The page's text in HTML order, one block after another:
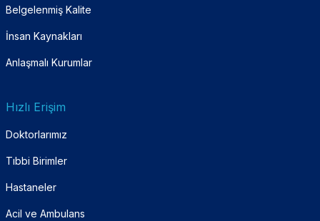
Belgelenmiş Kalite
İnsan Kaynakları
Anlaşmalı Kurumlar
Hızlı Erişim
Doktorlarımız
Tıbbi Birimler
Hastaneler
Acil ve Ambulans